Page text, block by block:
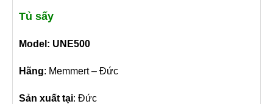
Tủ sấy
Model: UNE500
Hãng: Memmert – Đức
Sản xuất tại: Đức